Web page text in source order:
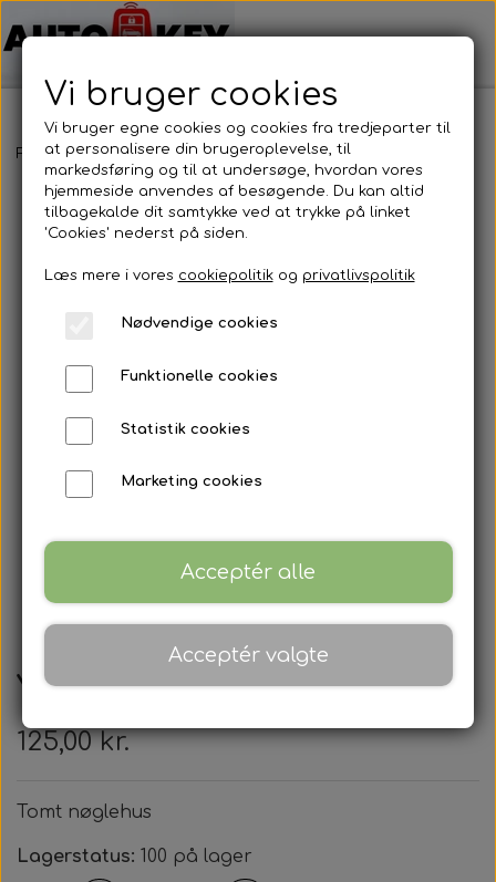
Forside Motorcykel nøgler Yamaha Yamaha
Yamaha
125,00 kr.
Tomt nøglehus
Lagerstatus: 100 på lager
Vi bruger cookies
Vi bruger egne cookies og cookies fra tredjeparter til
at personalisere din brugeroplevelse, til
markedsføring og til at undersøge, hvordan vores
hjemmeside anvendes af besøgende. Du kan altid
tilbagekalde dit samtykke ved at trykke på linket
'Cookies' nederst på siden.
Læs mere i vores cookiepolitikog privatlivspolitik
Nødvendige cookies
Funktionelle cookies
Statistik cookies
Marketing cookies
Acceptér alle
Acceptér valgte